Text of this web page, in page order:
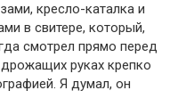
кресло-каталка и
в свитере, который,
смотрел прямо перед
руках крепко
Я думал, он